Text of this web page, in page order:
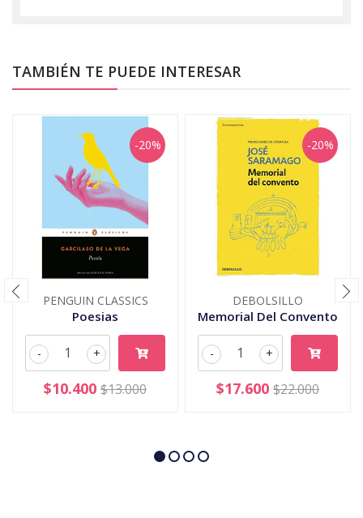
TAMBIÉN TE PUEDE INTERESAR
-20%
PENGUIN CLASSICS
Poesias
+
-
$10.400 $13.000
-20%
DEBOLSILLO
Memorial Del Convento
+
-
$17.600 $22.000